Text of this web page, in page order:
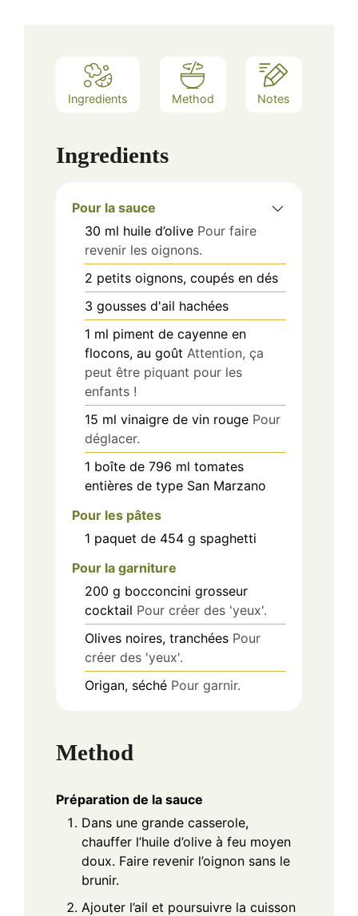
Ingredients Method Notes
Ingredients
Pour la sauce
30 ml huile d’olive Pour faire
revenir les oignons.
2 petits oignons, coupés en dés
3 gousses d'ail hachées
1 ml piment de cayenne en
flocons, au goût Attention, ça
peut être piquant pour les
enfants !
15 ml vinaigre de vin rouge Pour
déglacer.
1 boîte de 796 ml tomates
entières de type San Marzano
Pour les pâtes
1 paquet de 454 g spaghetti
Pour la garniture
200 g bocconcini grosseur
cocktail Pour créer des 'yeux'.
Olives noires, tranchées Pour
créer des 'yeux'.
Origan, séché Pour garnir.
Method
Préparation de la sauce
Dans une grande casserole,
chauffer l’huile d’olive à feu moyen
doux. Faire revenir l’oignon sans le
brunir.
Ajouter l’ail et poursuivre la cuisson